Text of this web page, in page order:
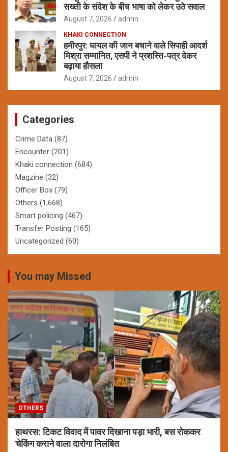
सख्ती के संदेश के बीच भाषा को लेकर उठे सवाल
August 7, 2026 admin
KHAKI CONNECTION
हमीरपुर: घायल की जान बचाने वाले सिपाही आदर्श
मिश्रा सम्मानित, एसपी ने प्रशस्ति-पत्र देकर
बढ़ाया हौसला
August 7, 2026 admin
Categories
Crime Data (87)
Encounter (201)
Khaki connection (684)
Magzine (32)
Officer Box (79)
Others (1,668)
Smart policing (467)
Transfer Posting (165)
Uncategorized (60)
You may Missed
OTHERS
हाथरस: टिकट विवाद में पावर दिखाना पड़ा भारी, बस रोककर
चेकिंग कराने वाला दारोगा निलंबित